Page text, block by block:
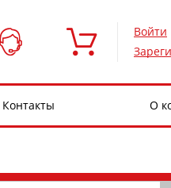
Войти
Контакты О